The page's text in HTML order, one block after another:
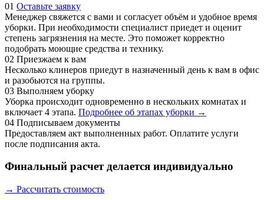
01 Оставьте заявку
Менеджер свяжется с вами и согласует объём и удобное время
уборки. При необходимости специалист приедет и оценит
степень загрязнения на месте. Это поможет корректно
подобрать моющие средства и технику.
02 Приезжаем к вам
Несколько клинеров приедут в назначенный день к вам в офис
и разобьются на группы.
03 Выполняем уборку
Уборка происходит одновременно в нескольких комнатах и
включает 4 этапа. Подробнее об этапах уборки →
04 Подписываем документы
Предоставляем акт выполненных работ. Оплатите услуги
после подписания акта.
Финальный расчет делается индивидуально
→ Рассчитать стоимость